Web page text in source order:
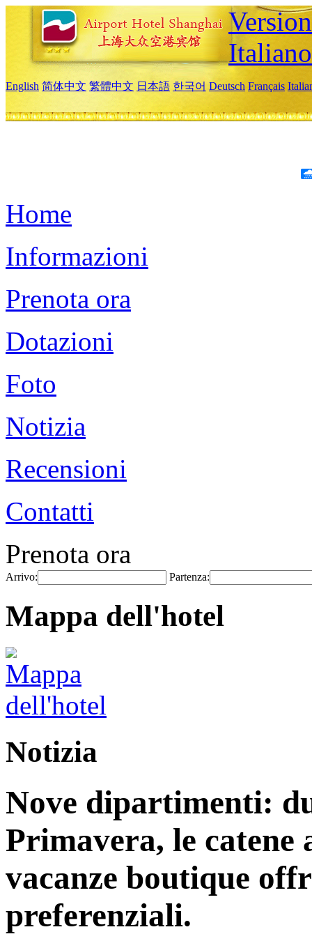
Italiano
English 简体中文 繁體中文 日本語 한국어 Deutsch Français
Home
Informazioni
Prenota ora
Dotazioni
Foto
Notizia
Recensioni
Contatti
Prenota ora
Arrivo: Partenza:
Mappa dell'hotel
Notizia
Nove dipartimenti:
Primavera, le catene
vacanze boutique
preferenziali.